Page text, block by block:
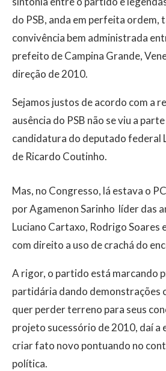
do PSB, anda em perfeita ordem,
convivência bem administrada
prefeito de Campina Grande,
direção de 2010.
Sejamos justos de acordo com a
ausência do PSB não se viu a
candidatura do deputado federal
de Ricardo Coutinho.
Mas, no Congresso, lá estava o
por Agamenon Sarinho  líder das
Luciano Cartaxo, Rodrigo Soares
com direito a uso de crachá do
A rigor, o partido está marcando
partidária dando demonstrações
quer perder terreno para seus
projeto sucessório de 2010, daí
criar fato novo pontuando no
política.